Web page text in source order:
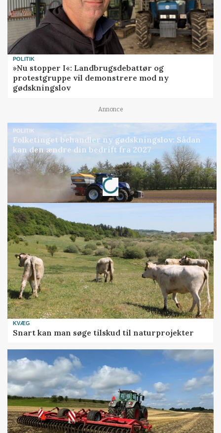
POLITIK
»Nu stopper I«: Landbrugsdebattør og
protestgruppe vil demonstrere mod ny
gødskningslov
Annonce
POLITIK
Folketinget behandler ny gødskningslov: Sådan
kan den ændre din bedrift fra 2027
Annonce
Loading...
KVÆG
Snart kan man søge tilskud til naturprojekter